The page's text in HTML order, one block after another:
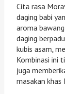
Cita rasa
daging babi
aroma
daging
kubis asam,
Kombinasi ini
juga
masakan khas